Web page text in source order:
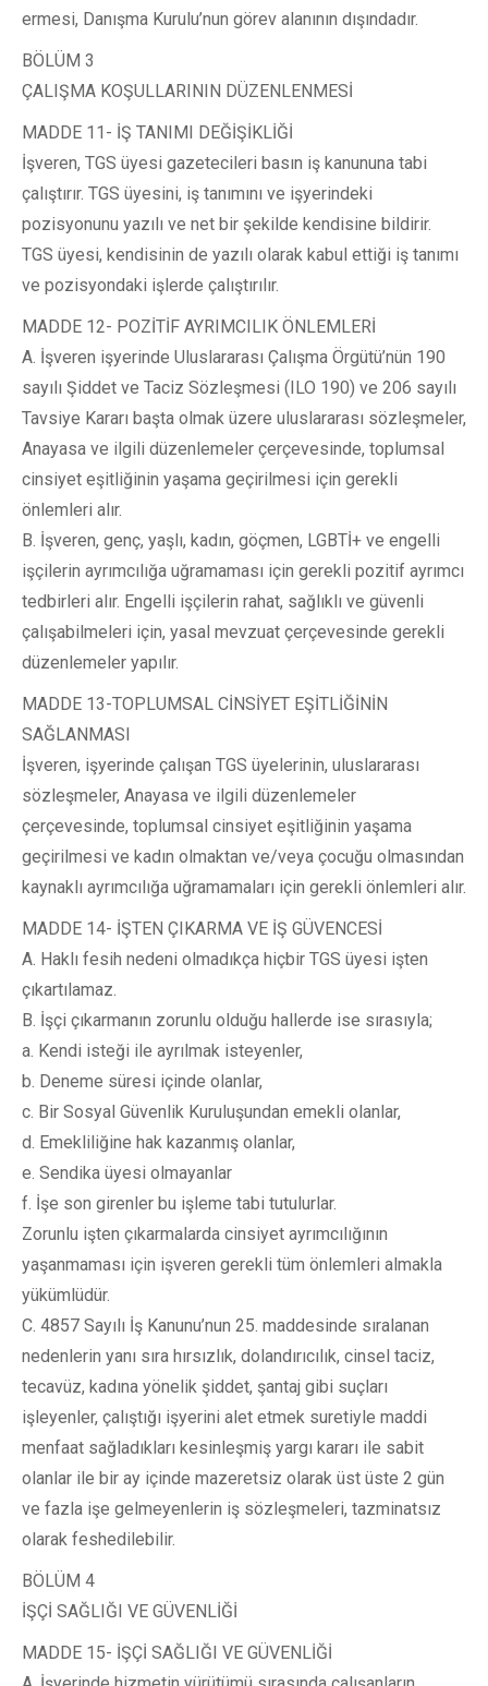
ermesi, Danışma Kurulu’nun görev alanının dışındadır.
BÖLÜM 3
ÇALIŞMA KOŞULLARININ DÜZENLENMESİ
MADDE 11- İŞ TANIMI DEĞİŞİKLİĞİ
İşveren, TGS üyesi gazetecileri basın iş kanununa tabi
çalıştırır. TGS üyesini, iş tanımını ve işyerindeki
pozisyonunu yazılı ve net bir şekilde kendisine bildirir.
TGS üyesi, kendisinin de yazılı olarak kabul ettiği iş tanımı
ve pozisyondaki işlerde çalıştırılır.
MADDE 12- POZİTİF AYRIMCILIK ÖNLEMLERİ
A. İşveren işyerinde Uluslararası Çalışma Örgütü’nün 190
sayılı Şiddet ve Taciz Sözleşmesi (ILO 190) ve 206 sayılı
Tavsiye Kararı başta olmak üzere uluslararası sözleşmeler,
Anayasa ve ilgili düzenlemeler çerçevesinde, toplumsal
cinsiyet eşitliğinin yaşama geçirilmesi için gerekli
önlemleri alır.
B. İşveren, genç, yaşlı, kadın, göçmen, LGBTİ+ ve engelli
işçilerin ayrımcılığa uğramaması için gerekli pozitif ayrımcı
tedbirleri alır. Engelli işçilerin rahat, sağlıklı ve güvenli
çalışabilmeleri için, yasal mevzuat çerçevesinde gerekli
düzenlemeler yapılır.
MADDE 13-TOPLUMSAL CİNSİYET EŞİTLİĞİNİN
SAĞLANMASI
İşveren, işyerinde çalışan TGS üyelerinin, uluslararası
sözleşmeler, Anayasa ve ilgili düzenlemeler
çerçevesinde, toplumsal cinsiyet eşitliğinin yaşama
geçirilmesi ve kadın olmaktan ve/veya çocuğu olmasından
kaynaklı ayrımcılığa uğramamaları için gerekli önlemleri alır.
MADDE 14- İŞTEN ÇIKARMA VE İŞ GÜVENCESİ
A. Haklı fesih nedeni olmadıkça hiçbir TGS üyesi işten
çıkartılamaz.
B. İşçi çıkarmanın zorunlu olduğu hallerde ise sırasıyla;
a. Kendi isteği ile ayrılmak isteyenler,
b. Deneme süresi içinde olanlar,
c. Bir Sosyal Güvenlik Kuruluşundan emekli olanlar,
d. Emekliliğine hak kazanmış olanlar,
e. Sendika üyesi olmayanlar
f. İşe son girenler bu işleme tabi tutulurlar.
Zorunlu işten çıkarmalarda cinsiyet ayrımcılığının
yaşanmaması için işveren gerekli tüm önlemleri almakla
yükümlüdür.
C. 4857 Sayılı İş Kanunu’nun 25. maddesinde sıralanan
nedenlerin yanı sıra hırsızlık, dolandırıcılık, cinsel taciz,
tecavüz, kadına yönelik şiddet, şantaj gibi suçları
işleyenler, çalıştığı işyerini alet etmek suretiyle maddi
menfaat sağladıkları kesinleşmiş yargı kararı ile sabit
olanlar ile bir ay içinde mazeretsiz olarak üst üste 2 gün
ve fazla işe gelmeyenlerin iş sözleşmeleri, tazminatsız
olarak feshedilebilir.
BÖLÜM 4
İŞÇİ SAĞLIĞI VE GÜVENLİĞİ
MADDE 15- İŞÇİ SAĞLIĞI VE GÜVENLİĞİ